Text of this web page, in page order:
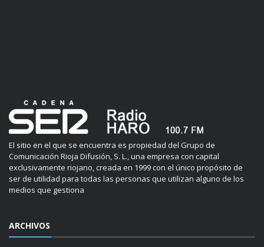
El sitio en el que se encuentra es propiedad del Grupo de
Comunicación Rioja Difusión, S. L., una empresa con capital
exclusivamente riojano, creada en 1999 con el único propósito de
ser de utilidad para todas las personas que utilizan alguno de los
medios que gestiona
ARCHIVOS